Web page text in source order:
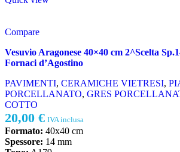
Compare
Vesuvio Aragonese 40×40 cm 2^Scelta
Fornaci d’Agostino
PAVIMENTI, CERAMICHE VIETRESI,
PORCELLANATO, GRES
COTTO
20,00 € IVA inclusa
Formato: 40x40 cm
Spessore: 14 mm